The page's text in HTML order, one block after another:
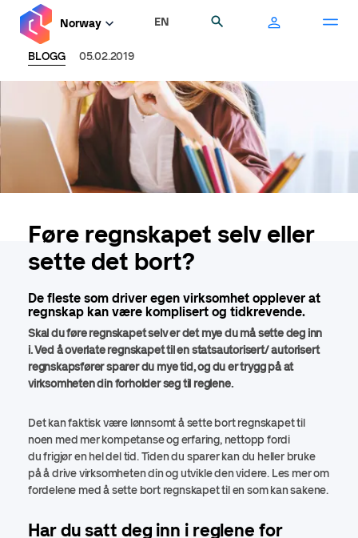
Hopp
hovedinnhold
Norway EN
BLOGG 05.02.2019
Føre regnskapet selv eller
sette det bort?
De fleste som driver egen virksomhet opplever at
regnskap kan være komplisert og tidkrevende.
Skal du føre regnskapet selv er det mye du må sette deg inn
i. Ved å overlate regnskapet til en statsautorisert/ autorisert
regnskapsfører sparer du mye tid, og du er trygg på at
virksomheten din forholder seg til reglene.
Det kan faktisk være lønnsomt å sette bort regnskapet til
noen med mer kompetanse og erfaring, nettopp fordi
du frigjør en hel del tid. Tiden du sparer kan du heller bruke
på å drive virksomheten din og utvikle den videre. Les mer om
fordelene med å sette bort regnskapet til en som kan sakene.
Har du satt deg inn i reglene for